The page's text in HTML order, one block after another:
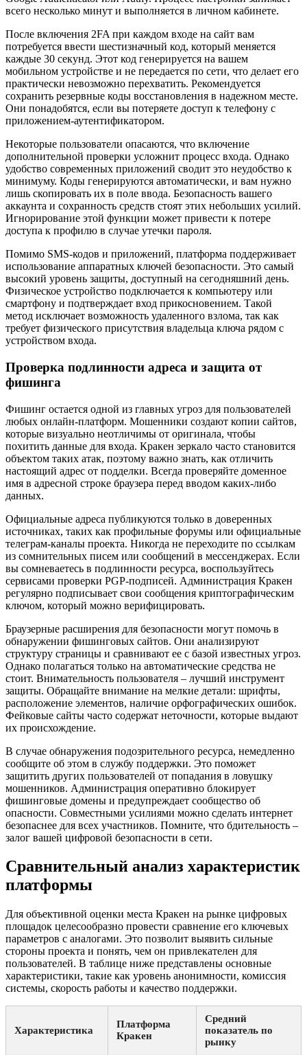
всего несколько минут и выполняется в личном кабинете.
После включения 2FA при каждом входе на сайт вам
потребуется ввести шестизначный код, который меняется
каждые 30 секунд. Этот код генерируется на вашем
мобильном устройстве и не передается по сети, что делает его
практически невозможно перехватить. Рекомендуется
сохранить резервные коды восстановления в надежном месте.
Они понадобятся, если вы потеряете доступ к телефону с
приложением-аутентификатором.
Некоторые пользователи опасаются, что включение
дополнительной проверки усложнит процесс входа. Однако
удобство современных приложений сводит это неудобство к
минимуму. Коды генерируются автоматически, и вам нужно
лишь скопировать их в поле ввода. Безопасность вашего
аккаунта и сохранность средств стоят этих небольших усилий.
Игнорирование этой функции может привести к потере
доступа к профилю в случае утечки пароля.
Помимо SMS-кодов и приложений, платформа поддерживает
использование аппаратных ключей безопасности. Это самый
высокий уровень защиты, доступный на сегодняшний день.
Физическое устройство подключается к компьютеру или
смартфону и подтверждает вход прикосновением. Такой
метод исключает возможность удаленного взлома, так как
требует физического присутствия владельца ключа рядом с
устройством входа.
Проверка подлинности адреса и защита от
фишинга
Фишинг остается одной из главных угроз для пользователей
любых онлайн-платформ. Мошенники создают копии сайтов,
которые визуально неотличимы от оригинала, чтобы
похитить данные для входа. Кракен зеркало часто становится
объектом таких атак, поэтому важно знать, как отличить
настоящий адрес от подделки. Всегда проверяйте доменное
имя в адресной строке браузера перед вводом каких-либо
данных.
Официальные адреса публикуются только в доверенных
источниках, таких как профильные форумы или официальные
телеграм-каналы проекта. Никогда не переходите по ссылкам
из сомнительных писем или сообщений в мессенджерах. Если
вы сомневаетесь в подлинности ресурса, воспользуйтесь
сервисами проверки PGP-подписей. Администрация Кракен
регулярно подписывает свои сообщения криптографическим
ключом, который можно верифицировать.
Браузерные расширения для безопасности могут помочь в
обнаружении фишинговых сайтов. Они анализируют
структуру страницы и сравнивают ее с базой известных угроз.
Однако полагаться только на автоматические средства не
стоит. Внимательность пользователя – лучший инструмент
защиты. Обращайте внимание на мелкие детали: шрифты,
расположение элементов, наличие орфографических ошибок.
Фейковые сайты часто содержат неточности, которые выдают
их происхождение.
В случае обнаружения подозрительного ресурса, немедленно
сообщите об этом в службу поддержки. Это поможет
защитить других пользователей от попадания в ловушку
мошенников. Администрация оперативно блокирует
фишинговые домены и предупреждает сообщество об
опасности. Совместными усилиями можно сделать интернет
безопаснее для всех участников. Помните, что бдительность –
залог вашей цифровой безопасности в сети.
Сравнительный анализ характеристик
платформы
Для объективной оценки места Кракен на рынке цифровых
площадок целесообразно провести сравнение его ключевых
параметров с аналогами. Это позволит выявить сильные
стороны проекта и понять, чем он привлекателен для
пользователей. В таблице ниже представлены основные
характеристики, такие как уровень анонимности, комиссия
системы, скорость работы и качество поддержки.
Характеристика
Платформа
Кракен
Средний
показатель по
рынку